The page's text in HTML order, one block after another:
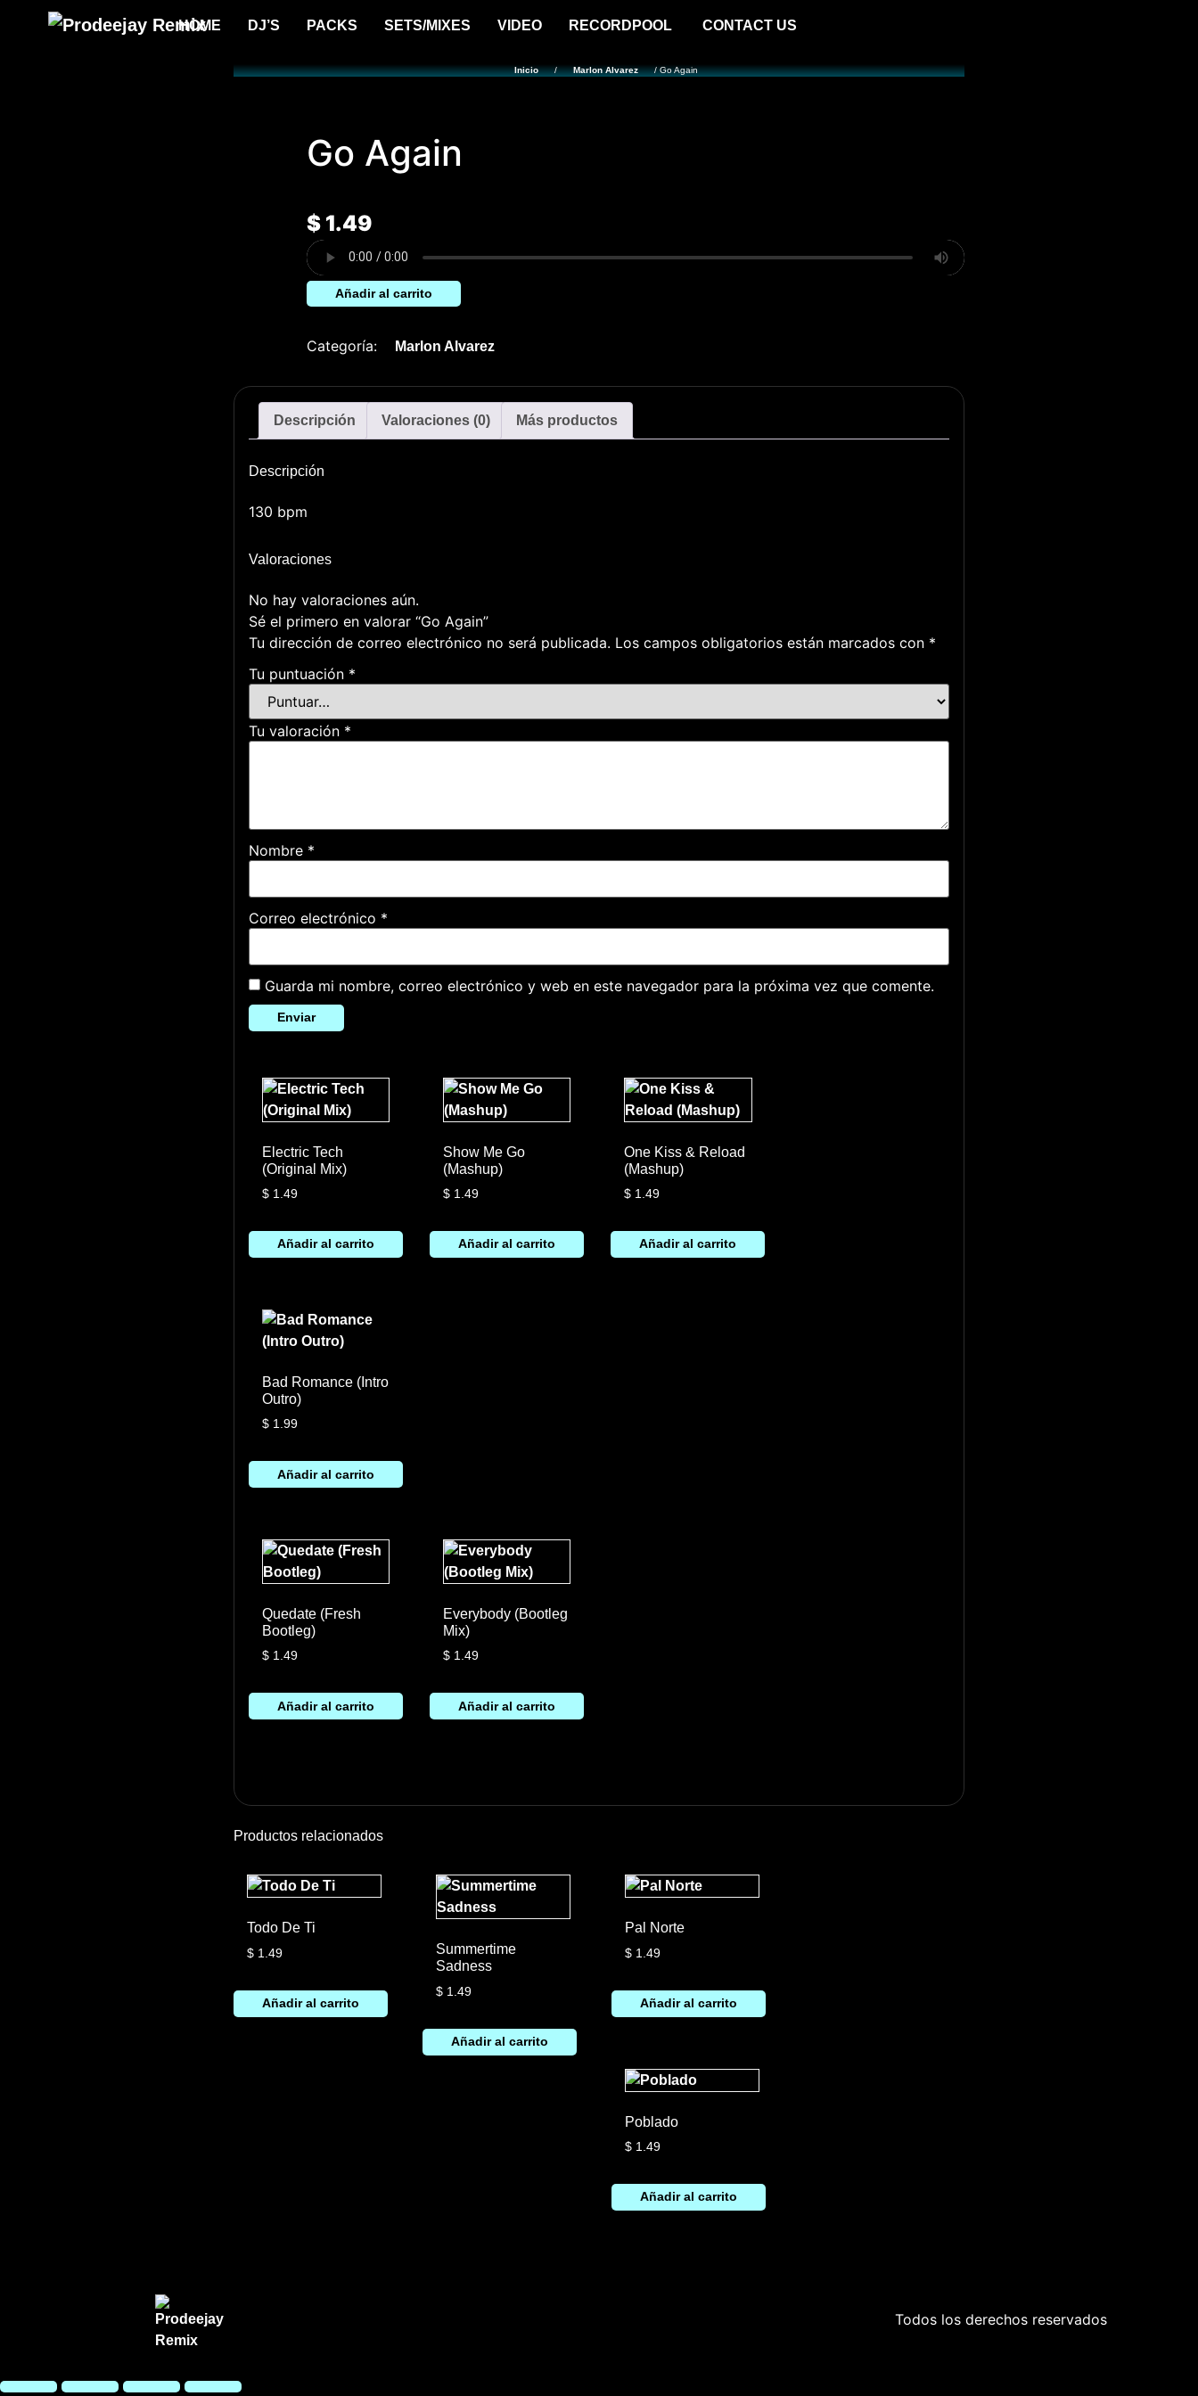
HOME DJ’S PACKS SETS/MIXES VIDEO RECORDPOOL CONTACT US
Inicio / Marlon Alvarez / Go Again
Go Again
$1.49
Añadir al carrito
Categoría: Marlon Alvarez
Descripción Valoraciones (0) Más productos
Descripción
130 bpm
Valoraciones
No hay valoraciones aún.
Sé el primero en valorar “Go Again”
Tu dirección de correo electrónico no será publicada. Los campos obligatorios están marcados con *
Tu puntuación *
Tu valoración *
Nombre *
Correo electrónico *
Guarda mi nombre, correo electrónico y web en este navegador para la próxima vez que comente.
Electric Tech
(Original Mix)
$ 1.49
Añadir al carrito
Show Me Go
(Mashup)
$ 1.49
Añadir al carrito
One Kiss & Reload
(Mashup)
$ 1.49
Añadir al carrito
Bad Romance (Intro
Outro)
$ 1.99
Añadir al carrito
Quedate (Fresh
Bootleg)
$ 1.49
Añadir al carrito
Everybody (Bootleg
Mix)
$ 1.49
Añadir al carrito
Productos relacionados
Todo De Ti
$1.49
Añadir al carrito
Summertime
Sadness
$1.49
Añadir al carrito
Pal Norte
$1.49
Añadir al carrito
Poblado
$1.49
Añadir al carrito
Todos los derechos reservados